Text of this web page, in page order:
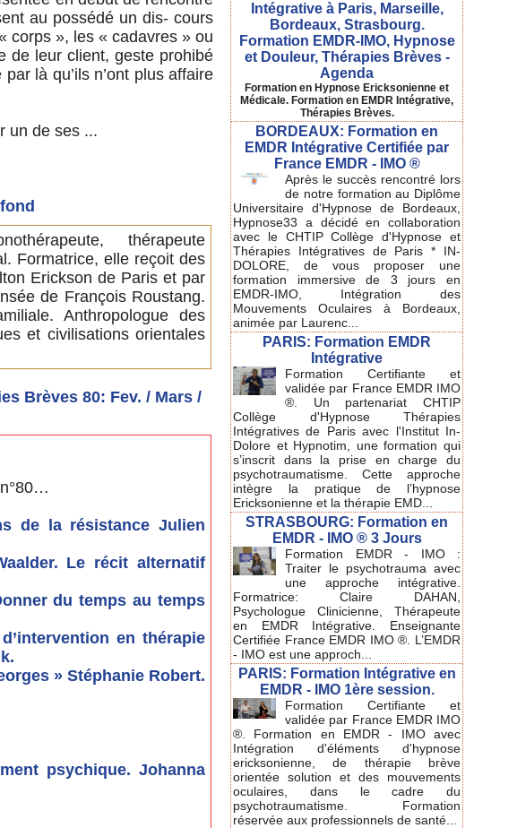
au possédé un dis- cours
corps », les « cadavres » ou
de leur client, geste prohibé
là qu’ils n’ont plus affaire
un de ses ...
thérapeute
Formatrice, elle reçoit des
Erickson de Paris et par
de François Roustang.
Anthropologue des
et civilisations orientales
Brèves 80: Fev. / Mars /
de la résistance Julien
Le récit alternatif
du temps au temps
en thérapie
» Stéphanie Robert.
psychique. Johanna
Intégrative à Paris, Marseille,
Bordeaux, Strasbourg.
Formation EMDR-IMO, Hypnose
et Douleur, Thérapies Brèves -
Agenda
Formation en Hypnose Ericksonienne et
Médicale. Formation en EMDR Intégrative,
Thérapies Brèves.
BORDEAUX: Formation en
EMDR Intégrative Certifiée par
France EMDR - IMO ®
Après le succès rencontré lors
de notre formation au Diplôme
Universitaire d'Hypnose de Bordeaux,
Hypnose33 a décidé en collaboration
avec le CHTIP Collège d'Hypnose et
Thérapies Intégratives de Paris * IN-
DOLORE, de vous proposer une
formation immersive de 3 jours en
EMDR-IMO, Intégration des
Mouvements Oculaires à Bordeaux,
animée par Laurenc...
PARIS: Formation EMDR
Intégrative
Formation Certifiante et
validée par France EMDR IMO
®. Un partenariat CHTIP
Collège d'Hypnose Thérapies
Intégratives de Paris avec l'Institut In-
Dolore et Hypnotim, une formation qui
s’inscrit dans la prise en charge du
psychotraumatisme. Cette approche
intègre la pratique de l’hypnose
Ericksonienne et la thérapie EMD...
STRASBOURG: Formation en
EMDR - IMO ® 3 Jours
Formation EMDR - IMO :
Traiter le psychotrauma avec
une approche intégrative.
Formatrice: Claire DAHAN,
Psychologue Clinicienne, Thérapeute
en EMDR Intégrative. Enseignante
Certifiée France EMDR IMO ®. L’EMDR
- IMO est une approch...
PARIS: Formation Intégrative en
EMDR - IMO 1ère session.
Formation Certifiante et
validée par France EMDR IMO
®. Formation en EMDR - IMO avec
Intégration d'éléments d'hypnose
ericksonienne, de thérapie brève
orientée solution et des mouvements
oculaires, dans le cadre du
psychotraumatisme. Formation
réservée aux professionnels de santé...